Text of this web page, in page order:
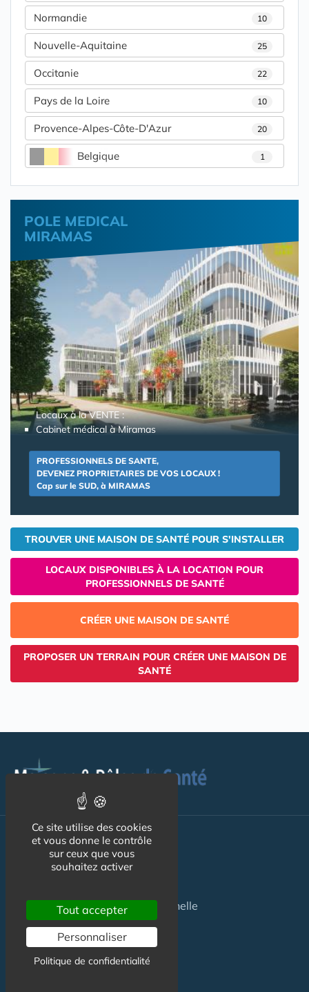
Normandie 10
Nouvelle-Aquitaine 25
Occitanie 22
Pays de la Loire 10
Provence-Alpes-Côte-D'Azur 20
Belgique 1
POLE MEDICAL
MIRAMAS
Locaux à la VENTE :
Cabinet médical à Miramas
PROFESSIONNELS DE SANTE,
DEVENEZ PROPRIETAIRES DE VOS LOCAUX !
Cap sur le SUD, à MIRAMAS
TROUVER UNE MAISON DE SANTÉ POUR S'INSTALLER
LOCAUX DISPONIBLES À LA LOCATION POUR
PROFESSIONNELS DE SANTÉ
CRÉER UNE MAISON DE SANTÉ
PROPOSER UN TERRAIN POUR CRÉER UNE MAISON DE
SANTÉ
Pour lesPatients
Maison de santé pluriprofessionnelle
Centre de Santé
Pôle de Santé
Ce site utilise des cookies
et vous donne le contrôle
sur ceux que vous
souhaitez activer
Tout accepter
Personnaliser
Politique de confidentialité